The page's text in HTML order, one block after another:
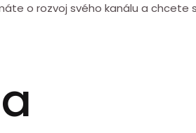
o rozvoj svého kanálu a chcete